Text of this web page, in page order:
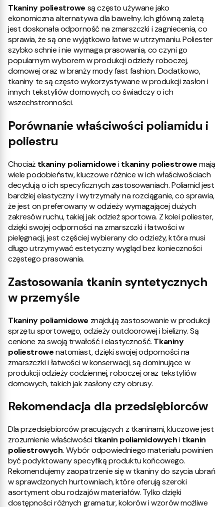
Tkaniny poliestrowe są często używane jako
ekonomiczna alternatywa dla bawełny. Ich główną zaletą
jest doskonała odporność na zmarszczki i zagniecenia, co
sprawia, że są one wyjątkowo łatwe w utrzymaniu. Poliester
szybko schnie i nie wymaga prasowania, co czyni go
popularnym wyborem w produkcji odzieży roboczej,
domowej oraz w branży mody fast fashion. Dodatkowo,
tkaniny te są często wykorzystywane w produkcji zasłon i
innych tekstyliów domowych, co świadczy o ich
wszechstronności.
Porównanie właściwości poliamidu i
poliestru
Chociaż tkaniny poliamidowei tkaniny poliestrowemają
wiele podobieństw, kluczowe różnice w ich właściwościach
decydują o ich specyficznych zastosowaniach. Poliamid jest
bardziej elastyczny i wytrzymały na rozciąganie, co sprawia,
że jest on preferowany w odzieży wymagającej dużych
zakresów ruchu, takiej jak odzież sportowa. Z kolei poliester,
dzięki swojej odporności na zmarszczki i łatwości w
pielęgnacji, jest częściej wybierany do odzieży, która musi
długo utrzymywać estetyczny wygląd bez konieczności
częstego prasowania.
Zastosowania tkanin syntetycznych
w przemyśle
Tkaniny poliamidowe znajdują zastosowanie w produkcji
sprzętu sportowego, odzieży outdoorowej i bielizny. Są
cenione za swoją trwałość i elastyczność. Tkaniny
poliestrowenatomiast, dzięki swojej odporności na
zmarszczki i łatwości w konserwacji, są dominujące w
produkcji odzieży codziennej, roboczej oraz tekstyliów
domowych, takich jak zasłony czy obrusy.
Rekomendacja dla przedsiębiorców
Dla przedsiębiorców pracujących z tkaninami, kluczowe jest
zrozumienie właściwości tkanin poliamidowychi tkanin
poliestrowych. Wybór odpowiedniego materiału powinien
być podyktowany specyfiką produktu końcowego.
Rekomendujemy zaopatrzenie się w tkaniny do szycia ubrań
w sprawdzonych hurtowniach, które oferują szeroki
asortyment obu rodzajów materiałów. Tylko dzięki
dostępności różnych gramatur, kolorów i wzorów możliwe